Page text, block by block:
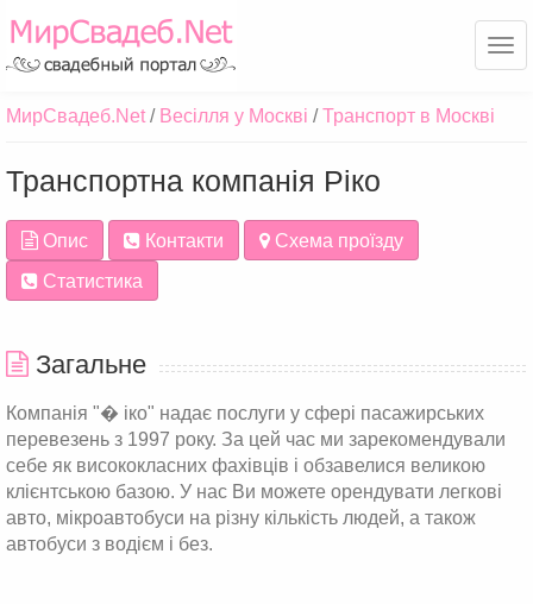
МирСвадеб.Net Весілля у Москві Транспорт в Москві
Транспортна компанія Ріко
Опис Контакти
Схема проїзду
Статистика
Загальне
Компанія "� іко" надає послуги у сфері пасажирських
перевезень з 1997 року. За цей час ми зарекомендували
себе як висококласних фахівців і обзавелися великою
клієнтською базою. У нас Ви можете орендувати легкові
авто, мікроавтобуси на різну кількість людей, а також
автобуси з водієм і без.